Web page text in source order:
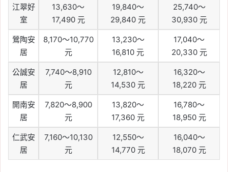
江翠好
室
13,630～
17,490 元
19,840～
29,840 元
25,740～
30,930 元
鶯陶安
居
8,170～10,770
元
13,230～
16,810 元
17,040～
20,330 元
公誠安
居
7,740～8,910
元
12,810～
14,530 元
16,320～
18,220 元
開南安
居
7,820～8,900
元
13,820～
17,360 元
16,780～
18,950 元
仁武安
居
7,160～10,130
元
12,550～
14,770 元
16,040～
18,070 元